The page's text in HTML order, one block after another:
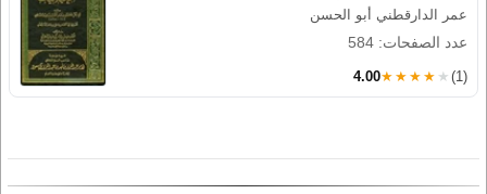
عمر الدارقطني أبو الحسن
عدد الصفحات: 584
4.00★★★★★ (1)